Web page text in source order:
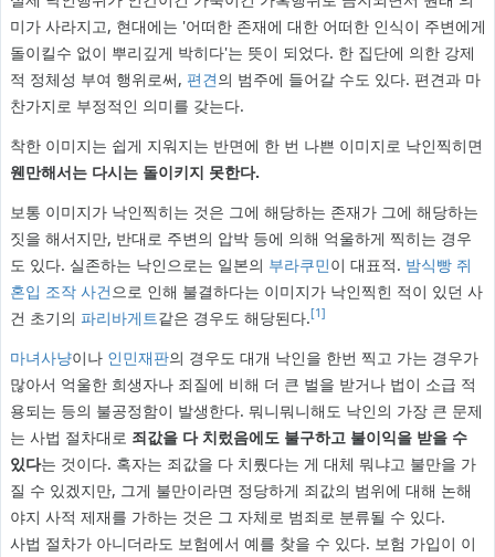
미가 사라지고, 현대에는 '어떠한 존재에 대한 어떠한 인식이 주변에게
돌이킬수 없이 뿌리깊게 박히다'는 뜻이 되었다. 한 집단에 의한 강제
적 정체성 부여 행위로써, 편견의 범주에 들어갈 수도 있다. 편견과 마
찬가지로 부정적인 의미를 갖는다.
착한 이미지는 쉽게 지워지는 반면에 한 번 나쁜 이미지로 낙인찍히면
웬만해서는 다시는 돌이키지 못한다.
보통 이미지가 낙인찍히는 것은 그에 해당하는 존재가 그에 해당하는
짓을 해서지만, 반대로 주변의 압박 등에 의해 억울하게 찍히는 경우
도 있다. 실존하는 낙인으로는 일본의 부라쿠민이 대표적. 밤식빵 쥐
혼입 조작 사건 으로 인해 불결하다는 이미지가 낙인찍힌 적이 있던 사
건 초기의 파리바게트같은 경우도 해당된다.[1]
마녀사냥이나 인민재판의 경우도 대개 낙인을 한번 찍고 가는 경우가
많아서 억울한 희생자나 죄질에 비해 더 큰 벌을 받거나 법이 소급 적
용되는 등의 불공정함이 발생한다. 뭐니뭐니해도 낙인의 가장 큰 문제
는 사법 절차대로 죄값을 다 치렀음에도 불구하고 불이익을 받을 수
있다는 것이다. 혹자는 죄값을 다 치뤘다는 게 대체 뭐냐고 불만을 가
질 수 있겠지만, 그게 불만이라면 정당하게 죄값의 범위에 대해 논해
야지 사적 제재를 가하는 것은 그 자체로 범죄로 분류될 수 있다.
사법 절차가 아니더라도 보험에서 예를 찾을 수 있다. 보험 가입이 이